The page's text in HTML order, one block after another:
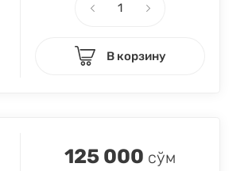
В корзину
125 000 сўм